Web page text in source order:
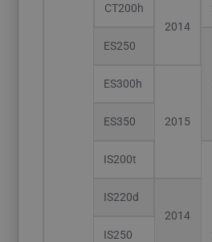
CT200h
2014
ES250
ES300h
2015
ES350
IS200t
IS220d
2014
IS250